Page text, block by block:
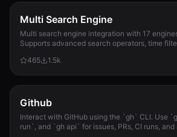
Multi Search Engine
Multi search engine integration with 17
Supports advanced search operators, time
required.
465 1.5k
Github
Interact with GitHub using the `gh` CLI. Use
run`, and `gh api` for issues, PRs, CI runs,